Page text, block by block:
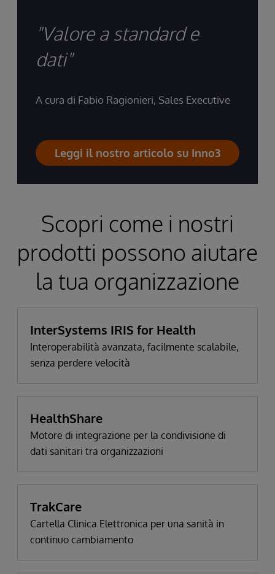
"Valore a standard e
dati"
A cura di Fabio Ragionieri, Sales Executive
Leggi il nostro articolo su Inno3
Scopri come i nostri
prodotti possono aiutare
la tua organizzazione
InterSystems IRIS for Health
Interoperabilità avanzata, facilmente scalabile,
senza perdere velocità
HealthShare
Motore di integrazione per la condivisione di
dati sanitari tra organizzazioni
TrakCare
Cartella Clinica Elettronica per una sanità in
continuo cambiamento